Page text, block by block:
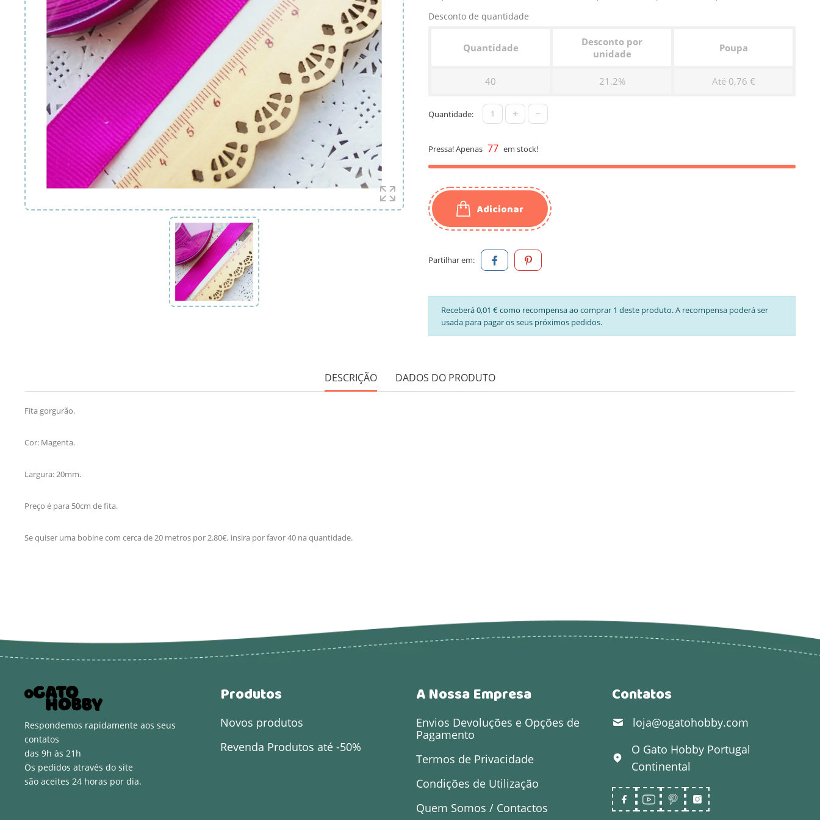
Desconto de quantidade
Quantidade
Desconto por
unidade
Poupa
40 21.2% Até 0,76 €
Quantidade: + -
Pressa! Apenas 77 em stock!
Adicionar
Partilhar em:
Receberá 0,01 € como recompensa ao comprar 1 deste produto. A recompensa poderá ser
usada para pagar os seus próximos pedidos.
DESCRIÇÃO DADOS DO PRODUTO
Fita gorgurão.
Cor: Magenta.
Largura: 20mm.
Preço é para 50cm de fita.
Se quiser uma bobine com cerca de 20 metros por 2.80€, insira por favor 40 na quantidade.
Respondemos rapidamente aos seus
contatos
das 9h às 21h
Os pedidos através do site
são aceites 24 horas por dia.
Produtos
Novos produtos
Revenda Produtos até -50%
A Nossa Empresa
Envios Devoluções e Opções de
Pagamento
Termos de Privacidade
Condições de Utilização
Quem Somos / Contactos
Contatos
loja@ogatohobby.com
O Gato Hobby Portugal
Continental